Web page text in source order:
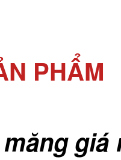
PHẨM
giá